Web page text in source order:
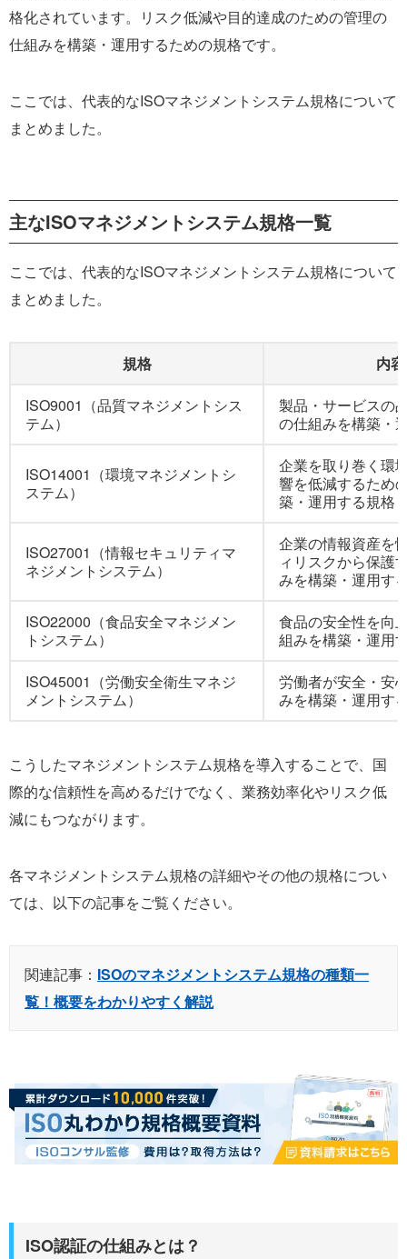
格化されています。リスク低減や目的達成のための管理の
仕組みを構築・運用するための規格です。
ここでは、代表的なISOマネジメントシステム規格について
まとめました。
主なISOマネジメントシステム規格一覧
ここでは、代表的なISOマネジメントシステム規格について
まとめました。
規格
内容
ISO9001（品質マネジメントシス
テム）
製品・サービスの
の仕組みを構築・
ISO14001（環境マネジメントシ
ステム）
企業を取り巻く環
響を低減するため
築・運用する規格
ISO27001（情報セキュリティマ
ネジメントシステム）
企業の情報資産を
ィリスクから保護
みを構築・運用す
ISO22000（食品安全マネジメン
トシステム）
食品の安全性を向
組みを構築・運用
ISO45001（労働安全衛生マネジ
メントシステム）
労働者が安全・安
みを構築・運用す
こうしたマネジメントシステム規格を導入することで、国
際的な信頼性を高めるだけでなく、業務効率化やリスク低
減にもつながります。
各マネジメントシステム規格の詳細やその他の規格につい
ては、以下の記事をご覧ください。
関連記事： ISOのマネジメントシステム規格の種類一
覧！概要をわかりやすく解説
ISO認証の仕組みとは？